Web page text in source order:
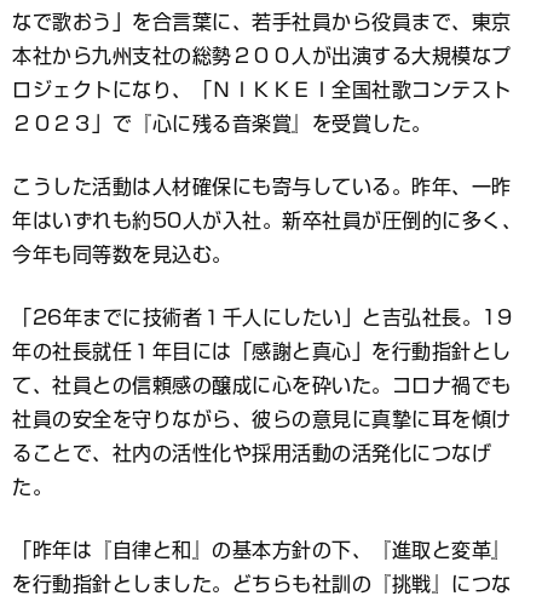
なで歌おう」を合言葉に、若手社員から役員まで、東京
本社から九州支社の総勢２００人が出演する大規模なプ
ロジェクトになり、「ＮＩＫＫＥＩ全国社歌コンテスト
２０２３」で『心に残る音楽賞』を受賞した。
こうした活動は人材確保にも寄与している。昨年、一昨
年はいずれも約50人が入社。新卒社員が圧倒的に多く、
今年も同等数を見込む。
「26年までに技術者１千人にしたい」と吉弘社長。19
年の社長就任１年目には「感謝と真心」を行動指針とし
て、社員との信頼感の醸成に心を砕いた。コロナ禍でも
社員の安全を守りながら、彼らの意見に真摯に耳を傾け
ることで、社内の活性化や採用活動の活発化につなげ
た。
「昨年は『自律と和』の基本方針の下、『進取と変革』
を行動指針としました。どちらも社訓の『挑戦』につな